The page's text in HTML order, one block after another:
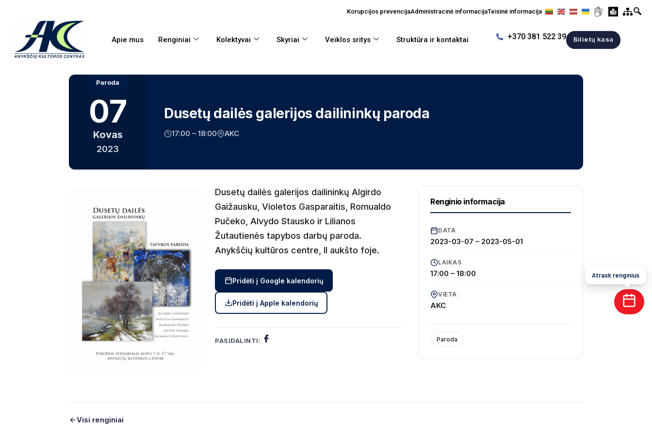
Korupcijos prevencijaAdministracinė informacijaTeisinė informacija
Apie mus Renginiai Kolektyvai Skyriai Veiklos sritys Struktūra ir kontaktai +370 381 522 39 Bilietų kasa
Paroda
07
Kovas
2023
Dusetų dailės galerijos dailininkų paroda
17:00 – 18:00 AKC
Dusetų dailės galerijos dailininkų Algirdo
Gaižausku, Violetos Gasparaitis, Romualdo
Pučeko, Alvydo Stausko ir Lilianos
Žutautienės tapybos darbų paroda.
Anykščių kultūros centre, II aukšto foje.
Pridėti į Google kalendorių
Pridėti į Apple kalendorių
PASIDALINTI:
Renginio informacija
DATA
2023-03-07 – 2023-05-01
LAIKAS
17:00 – 18:00
VIETA
AKC
Paroda
Visi renginiai
Atrask renginius